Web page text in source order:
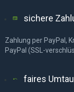
sichere
Zahlung per PayPal,
PayPal (SSL-
faires